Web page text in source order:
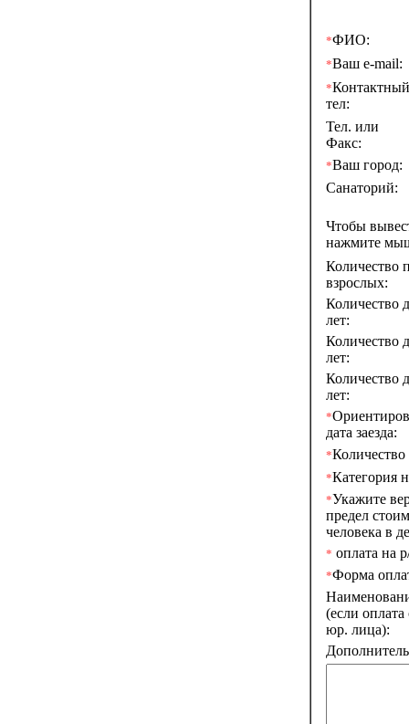
*ФИО:
*Ваш e-mail:
*Контактный
тел:
Тел. или
Факс:
*Ваш город:
Санаторий:
Чтобы
нажмите
Количество
взрослых:
Количество
лет:
Количество
лет:
Количество
лет:
*
дата заезда:
*Количество
*Категория
*Укажите
предел
человека в
* оплата на
*Форма
(если
юр. лица):